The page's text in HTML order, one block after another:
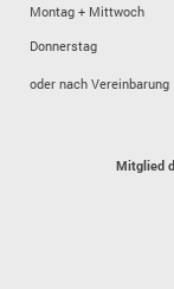
Montag + Mittwoch
Donnerstag
oder nach Vereinbarung
Mitglied